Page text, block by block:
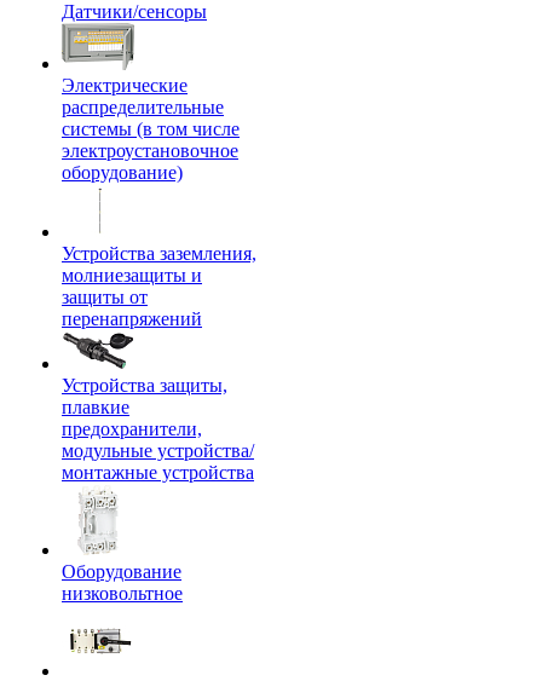
Датчики/сенсоры
Электрические
распределительные
системы (в том числе
электроустановочное
оборудование)
Устройства заземления,
молниезащиты и
защиты от
перенапряжений
Устройства защиты,
плавкие
предохранители,
модульные устройства/
монтажные устройства
Оборудование
низковольтное